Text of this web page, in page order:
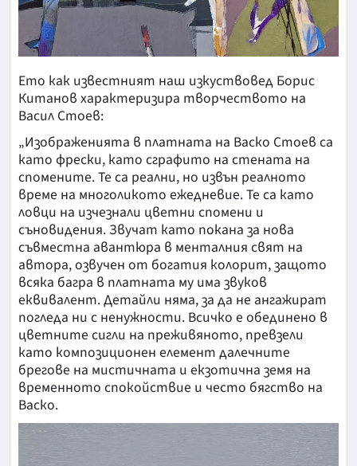
Ето как известният наш изкуствовед Борис
Китанов характеризира творчеството на
Васил Стоев:
„Изображенията в платната на Васко Стоев са
като фрески, като сграфито на стената на
спомените. Те са реални, но извън реалното
време на многоликото ежедневие. Те са като
ловци на изчезнали цветни спомени и
съновидения. Звучат като покана за нова
съвместна авантюра в менталния свят на
автора, озвучен от богатия колорит, защото
всяка багра в платната му има звуков
еквивалент. Детайли няма, за да не ангажират
погледа ни с ненужности. Всичко е обединено в
цветните сигли на преживяното, превзели
като композиционен елемент далечните
брегове на мистичната и екзотична земя на
временното спокойствие и често бягство на
Васко.